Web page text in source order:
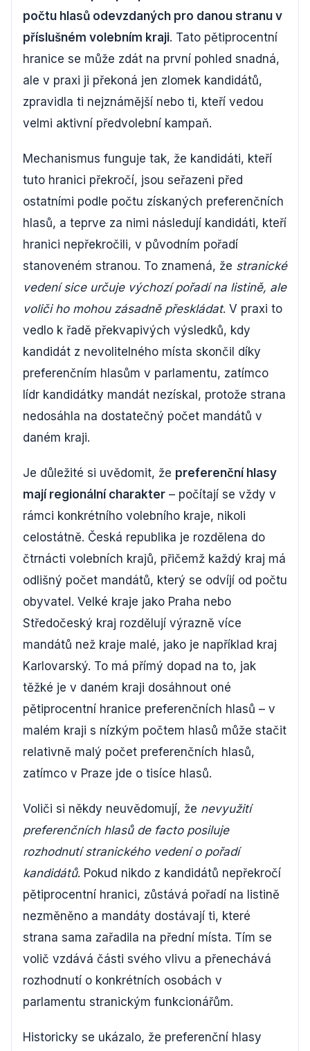
počtu hlasů odevzdaných pro danou stranu v
příslušném volebním kraji. Tato pětiprocentní
hranice se může zdát na první pohled snadná,
ale v praxi ji překoná jen zlomek kandidátů,
zpravidla ti nejznámější nebo ti, kteří vedou
velmi aktivní předvolební kampaň.
Mechanismus funguje tak, že kandidáti, kteří
tuto hranici překročí, jsou seřazeni před
ostatními podle počtu získaných preferenčních
hlasů, a teprve za nimi následují kandidáti, kteří
hranici nepřekročili, v původním pořadí
stanoveném stranou. To znamená, že stranické
vedení sice určuje výchozí pořadí na listině, ale
voliči ho mohou zásadně přeskládat. V praxi to
vedlo k řadě překvapivých výsledků, kdy
kandidát z nevolitelného místa skončil díky
preferenčním hlasům v parlamentu, zatímco
lídr kandidátky mandát nezískal, protože strana
nedosáhla na dostatečný počet mandátů v
daném kraji.
Je důležité si uvědomit, že preferenční hlasy
mají regionální charakter – počítají se vždy v
rámci konkrétního volebního kraje, nikoli
celostátně. Česká republika je rozdělena do
čtrnácti volebních krajů, přičemž každý kraj má
odlišný počet mandátů, který se odvíjí od počtu
obyvatel. Velké kraje jako Praha nebo
Středočeský kraj rozdělují výrazně více
mandátů než kraje malé, jako je například kraj
Karlovarský. To má přímý dopad na to, jak
těžké je v daném kraji dosáhnout oné
pětiprocentní hranice preferenčních hlasů – v
malém kraji s nízkým počtem hlasů může stačit
relativně malý počet preferenčních hlasů,
zatímco v Praze jde o tisíce hlasů.
Voliči si někdy neuvědomují, že nevyužití
preferenčních hlasů de facto posiluje
rozhodnutí stranického vedení o pořadí
kandidátů. Pokud nikdo z kandidátů nepřekročí
pětiprocentní hranici, zůstává pořadí na listině
nezměněno a mandáty dostávají ti, které
strana sama zařadila na přední místa. Tím se
volič vzdává části svého vlivu a přenechává
rozhodnutí o konkrétních osobách v
parlamentu stranickým funkcionářům.
Historicky se ukázalo, že preferenční hlasy